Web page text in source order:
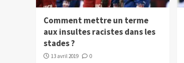
Comment mettre un terme
aux insultes racistes dans les
stades ?
13 avril 2019 0